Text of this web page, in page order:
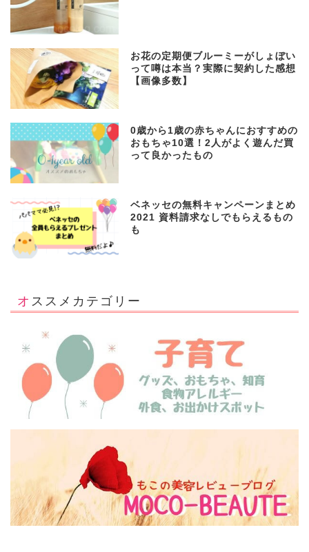
お花の定期便ブルーミーがしょぼい
って噂は本当？実際に契約した感想
【画像多数】
0歳から1歳の赤ちゃんにおすすめの
おもちゃ10選！2人がよく遊んだ買
って良かったもの
ベネッセの無料キャンペーンまとめ
2021 資料請求なしでもらえるもの
も
オススメカテゴリー